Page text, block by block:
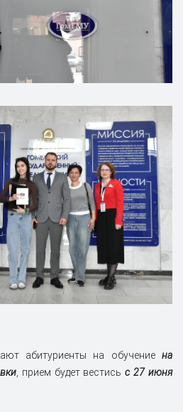
абитуриенты на обучение на
, прием будет вестисьс 27 июня